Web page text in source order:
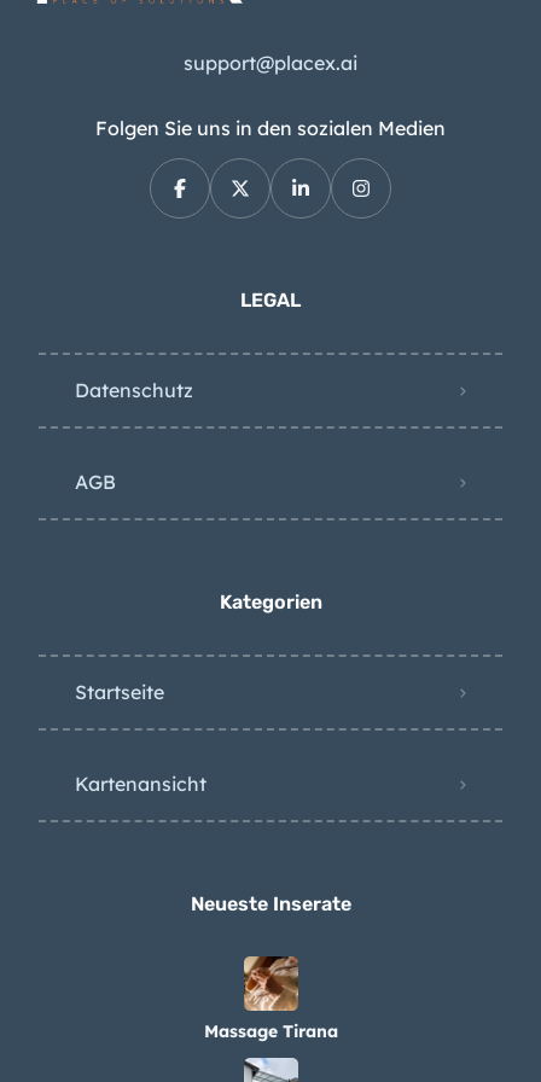
support@placex.ai
Folgen Sie uns in den sozialen Medien
LEGAL
Datenschutz
AGB
Kategorien
Startseite
Kartenansicht
Neueste Inserate
Massage Tirana